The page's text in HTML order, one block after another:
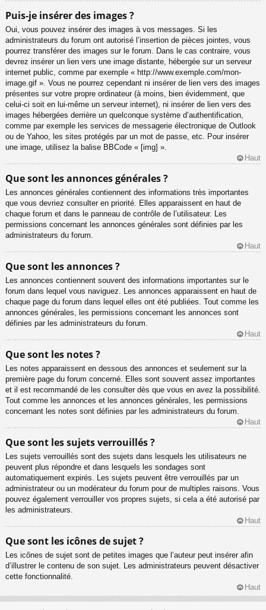
Puis-je insérer des images ?
Oui, vous pouvez insérer des images à vos messages. Si les
administrateurs du forum ont autorisé l’insertion de pièces jointes, vous
pourrez transférer des images sur le forum. Dans le cas contraire, vous
devrez insérer un lien vers une image distante, hébergée sur un serveur
internet public, comme par exemple « http://www.exemple.com/mon-
image.gif ». Vous ne pourrez cependant ni insérer de lien vers des images
présentes sur votre propre ordinateur (à moins, bien évidemment, que
celui-ci soit en lui-même un serveur internet), ni insérer de lien vers des
images hébergées derrière un quelconque système d’authentification,
comme par exemple les services de messagerie électronique de Outlook
ou de Yahoo, les sites protégés par un mot de passe, etc. Pour insérer
une image, utilisez la balise BBCode « [img] ».
Haut
Que sont les annonces générales ?
Les annonces générales contiennent des informations très importantes
que vous devriez consulter en priorité. Elles apparaissent en haut de
chaque forum et dans le panneau de contrôle de l’utilisateur. Les
permissions concernant les annonces générales sont définies par les
administrateurs du forum.
Haut
Que sont les annonces ?
Les annonces contiennent souvent des informations importantes sur le
forum dans lequel vous naviguez. Les annonces apparaissent en haut de
chaque page du forum dans lequel elles ont été publiées. Tout comme les
annonces générales, les permissions concernant les annonces sont
définies par les administrateurs du forum.
Haut
Que sont les notes ?
Les notes apparaissent en dessous des annonces et seulement sur la
première page du forum concerné. Elles sont souvent assez importantes
et il est recommandé de les consulter dès que vous en avez la possibilité.
Tout comme les annonces et les annonces générales, les permissions
concernant les notes sont définies par les administrateurs du forum.
Haut
Que sont les sujets verrouillés ?
Les sujets verrouillés sont des sujets dans lesquels les utilisateurs ne
peuvent plus répondre et dans lesquels les sondages sont
automatiquement expirés. Les sujets peuvent être verrouillés par un
administrateur ou un modérateur du forum pour de multiples raisons. Vous
pouvez également verrouiller vos propres sujets, si cela a été autorisé par
les administrateurs.
Haut
Que sont les icônes de sujet ?
Les icônes de sujet sont de petites images que l’auteur peut insérer afin
d’illustrer le contenu de son sujet. Les administrateurs peuvent désactiver
cette fonctionnalité.
Haut